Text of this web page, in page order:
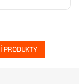
PRODUKTY